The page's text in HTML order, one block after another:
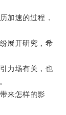
加速的过程，
展开研究，希
力场有关，也
来怎样的影